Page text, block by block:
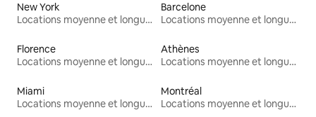
New York
Locations moyenne et longue durée
Barcelone
Locations moyenne et longue durée
Florence
Locations moyenne et longue durée
Athènes
Locations moyenne et longue durée
Miami
Locations moyenne et longue durée
Montréal
Locations moyenne et longue durée